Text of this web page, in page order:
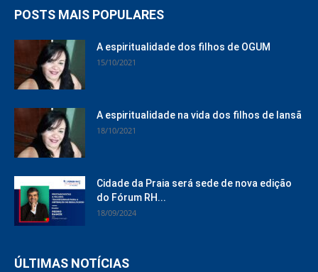
POSTS MAIS POPULARES
A espiritualidade dos filhos de OGUM
15/10/2021
A espiritualidade na vida dos filhos de Iansã
18/10/2021
Cidade da Praia será sede de nova edição
do Fórum RH...
18/09/2024
ÚLTIMAS NOTÍCIAS